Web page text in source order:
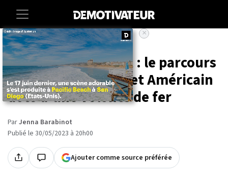
Accueil Societe
D'éboueur à avocat : le parcours
extraordinaire de cet Américain
doté d'une volonté de fer
ParJenna Barabinot
Publié le 30/05/2023 à 20h00
Ajouter comme source préférée
×